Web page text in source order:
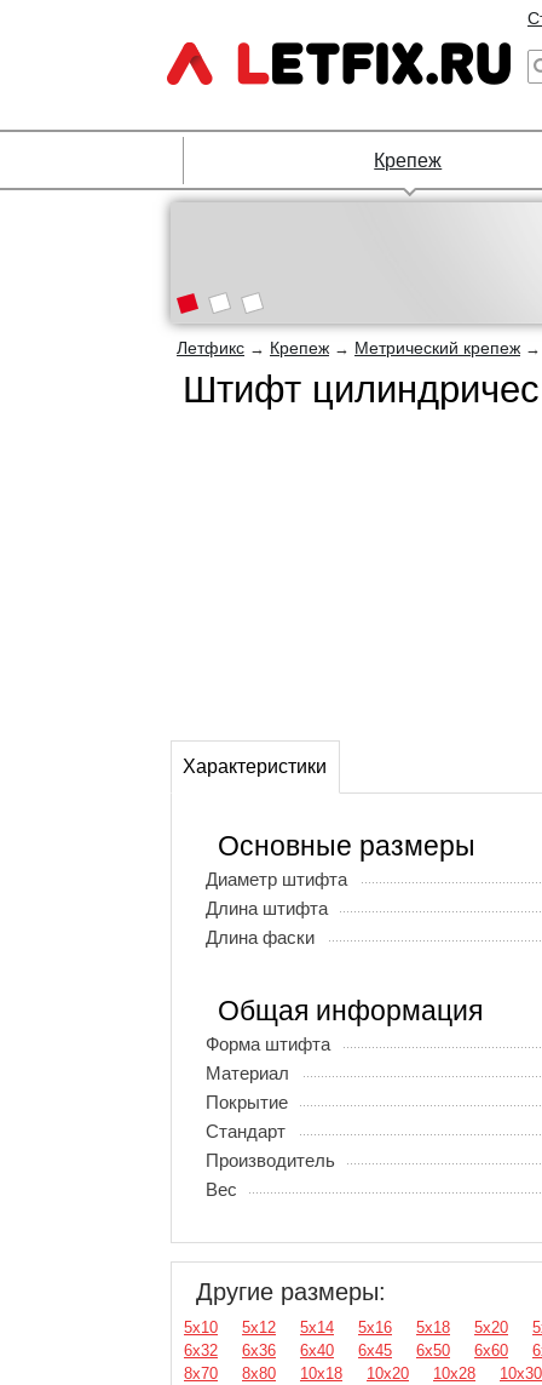
Крепеж
Летфикс → Крепеж → Метрический крепеж
Штифт
Характеристики
Основные размеры
Диаметр штифта
Длина штифта
Длина фаски
Общая информация
Форма штифта
Материал
Покрытие
Стандарт
Производитель
Вес
Другие размеры:
5х10 5х12 5х14 5х16 5х18 5х20
6х32
6х36 6х40 6х45 6х50 6х60
8х70
8х80 10х18 10х20 10х28
10х30